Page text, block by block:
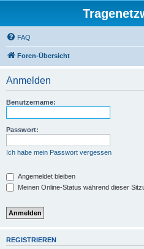
FAQ
Foren-Übersicht
Anmelden
Benutzername:
Passwort:
Ich habe mein Passwort vergessen
Angemeldet bleiben
Meinen Online-Status während dieser
REGISTRIEREN